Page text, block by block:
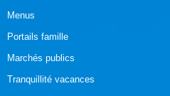
Menus
Portails famille
Marchés publics
Tranquillité vacances